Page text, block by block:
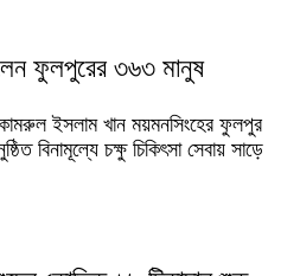
ফুলপুরের ৩৬৩ মানুষ
ইসলাম খান ময়মনসিংহের ফুলপুর
বিনামূল্যে চক্ষু চিকিৎসা সেবায় সাড়ে